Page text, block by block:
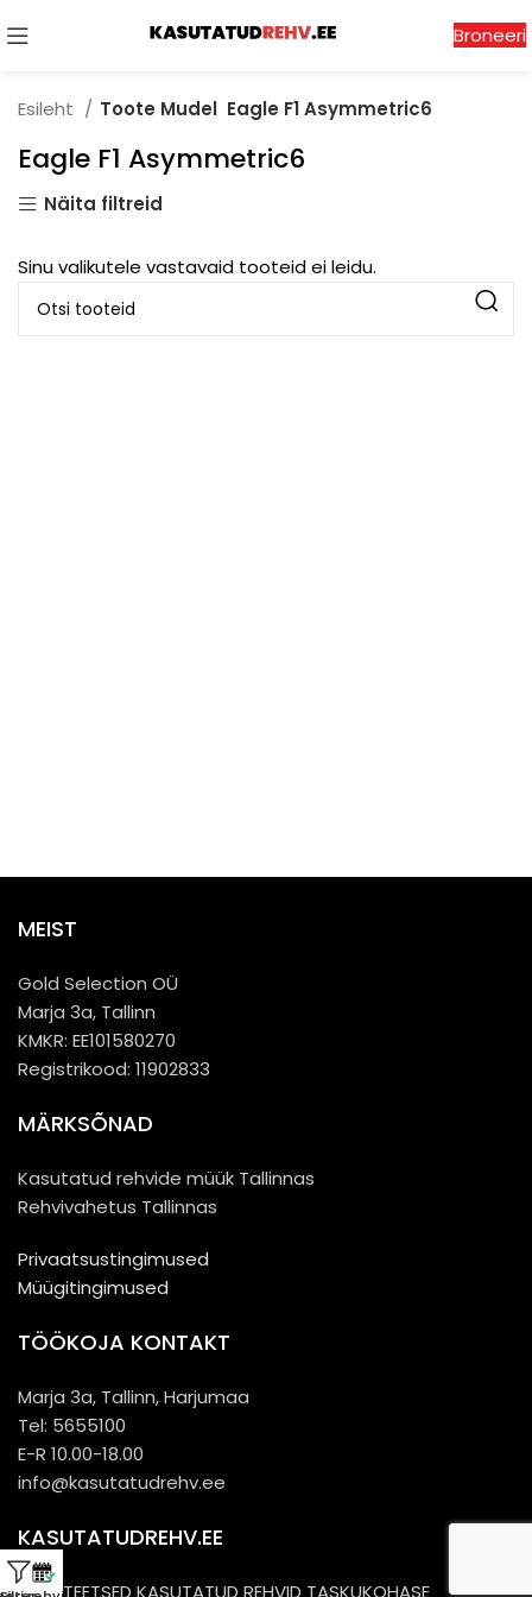
Broneeri
Esileht Toote Mudel Eagle F1 Asymmetric6
Eagle F1 Asymmetric6
Näita filtreid
Sinu valikutele vastavaid tooteid ei leidu.
MEIST
Gold Selection OÜ
Marja 3a, Tallinn
KMKR: EE101580270
Registrikood: 11902833
MÄRKSÕNAD
Kasutatud rehvide müük Tallinnas
Rehvivahetus Tallinnas
Privaatsustingimused
Müügitingimused
TÖÖKOJA KONTAKT
Marja 3a, Tallinn, Harjumaa
Tel: 5655100
E-R 10.00-18.00
info@kasutatudrehv.ee
KASUTATUDREHV.EE
KVALITEETSED KASUTATUD REHVID TASKUKOHASE